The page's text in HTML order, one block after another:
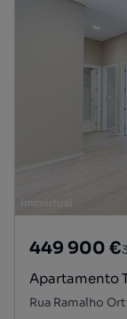
449 900 €
Apartamento
Rua Ramalho